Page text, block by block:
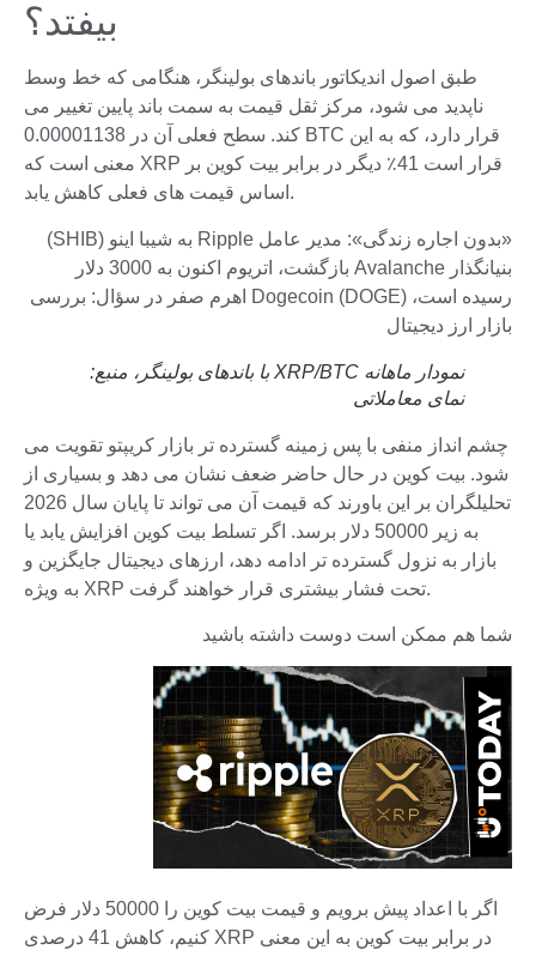
بیفتد؟
طبق اصول اندیکاتور باندهای بولینگر، هنگامی که خط وسط
ناپدید می شود، مرکز ثقل قیمت به سمت باند پایین تغییر می
کند. سطح فعلی آن در 0.00001138 BTC قرار دارد، که به این
معنی است که XRP قرار است 41٪ دیگر در برابر بیت کوین بر
اساس قیمت های فعلی کاهش یابد.
«بدون اجاره زندگی»: مدیر عامل Ripple به شیبا اینو (SHIB)
بنیانگذار Avalanche بازگشت، اتریوم اکنون به 3000 دلار
رسیده است، Dogecoin (DOGE) اهرم صفر در سؤال: بررسی
بازار ارز دیجیتال
نمودار ماهانه XRP/BTC با باندهای بولینگر، منبع:
نمای معاملاتی
چشم انداز منفی با پس زمینه گسترده تر بازار کریپتو تقویت می
شود. بیت کوین در حال حاضر ضعف نشان می دهد و بسیاری از
تحلیلگران بر این باورند که قیمت آن می تواند تا پایان سال 2026
به زیر 50000 دلار برسد. اگر تسلط بیت کوین افزایش یابد یا
بازار به نزول گسترده تر ادامه دهد، ارزهای دیجیتال جایگزین و
به ویژه XRP تحت فشار بیشتری قرار خواهند گرفت.
شما هم ممکن است دوست داشته باشید
اگر با اعداد پیش برویم و قیمت بیت کوین را 50000 دلار فرض
کنیم، کاهش 41 درصدی XRP در برابر بیت کوین به این معنی